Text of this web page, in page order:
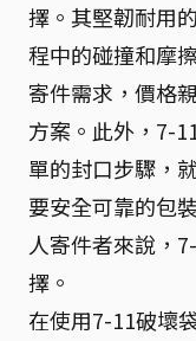
擇。其堅韌耐用
程中的碰撞和摩
寄件需求，價格
方案。此外，7-
單的封口步驟，
要安全可靠的包
人寄件者來說，
擇。
在使用7-11破壞